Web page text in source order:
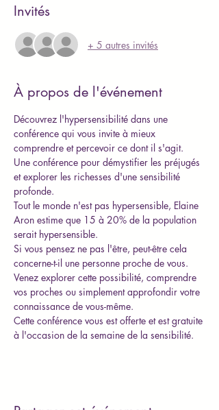
Invités
+ 5 autres invités
À propos de l'événement
Découvrez l'hypersensibilité dans une
conférence qui vous invite à mieux
comprendre et percevoir ce dont il s'agit.
Une conférence pour démystifier les préjugés
et explorer les richesses d'une sensibilité
profonde.
Tout le monde n'est pas hypersensible, Elaine
Aron estime que 15 à 20% de la population
serait hypersensible.
Si vous pensez ne pas l'être, peut-être cela
concerne-t-il une personne proche de vous.
Venez explorer cette possibilité, comprendre
vos proches ou simplement approfondir votre
connaissance de vous-même.
Cette conférence vous est offerte et est gratuite
à l'occasion de la semaine de la sensibilité.